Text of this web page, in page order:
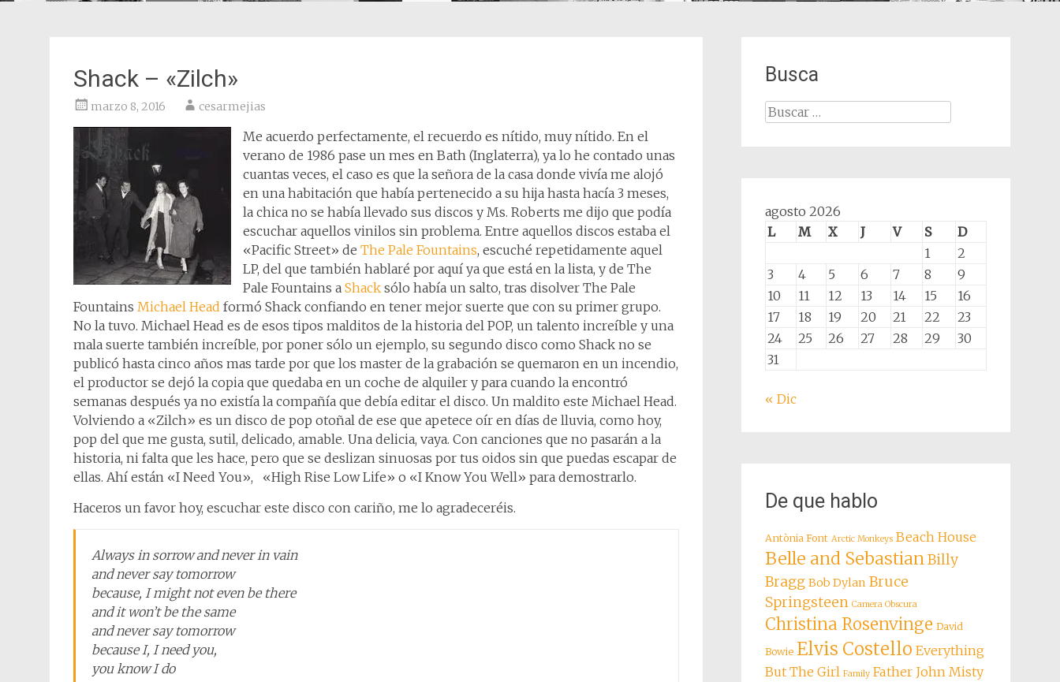
Shack – «Zilch»
marzo 8, 2016 cesarmejias
Me acuerdo perfectamente, el recuerdo es nítido, muy nítido. En el
verano de 1986 pase un mes en Bath (Inglaterra), ya lo he contado unas
cuantas veces, el caso es que la señora de la casa donde vivía me alojó
en una habitación que había pertenecido a su hija hasta hacía 3 meses,
la chica no se había llevado sus discos y Ms. Roberts me dijo que podía
escuchar aquellos vinilos sin problema. Entre aquellos discos estaba el
«Pacific Street» de The Pale Fountains, escuché repetidamente aquel
LP, del que también hablaré por aquí ya que está en la lista, y de The
Pale Fountains a Shack sólo había un salto, tras disolver The Pale
Fountains Michael Head formó Shack confiando en tener mejor suerte que con su primer grupo.
No la tuvo. Michael Head es de esos tipos malditos de la historia del POP, un talento increíble y una
mala suerte también increíble, por poner sólo un ejemplo, su segundo disco como Shack no se
publicó hasta cinco años mas tarde por que los master de la grabación se quemaron en un incendio,
el productor se dejó la copia que quedaba en un coche de alquiler y para cuando la encontró
semanas después ya no existía la compañía que debía editar el disco. Un maldito este Michael Head.
Volviendo a «Zilch» es un disco de pop otoñal de ese que apetece oír en días de lluvia, como hoy,
pop del que me gusta, sutil, delicado, amable. Una delicia, vaya. Con canciones que no pasarán a la
historia, ni falta que les hace, pero que se deslizan sinuosas por tus oidos sin que puedas escapar de
ellas. Ahí están «I Need You», «High Rise Low Life» o «I Know You Well» para demostrarlo.
Haceros un favor hoy, escuchar este disco con cariño, me lo agradeceréis.
Always in sorrow and never in vain
and never say tomorrow
because, I might not even be there
and it won’t be the same
and never say tomorrow
because I, I need you,
you know I do
Busca
Buscar:
agosto 2026
L
M X J V S
D
1
2
3
4 5 6 7 8
9
10
11 12 13 14 15
16
17
18 19 20 21 22
23
24
25 26 27 28 29
30
31
« Dic
De que hablo
Antònia Font Arctic Monkeys Beach House
Belle and SebastianBilly
Bragg Bob Dylan Bruce
Springsteen Camera Obscura
Christina Rosenvinge David
Bowie Elvis Costello Everything
But The Girl Family Father John Misty